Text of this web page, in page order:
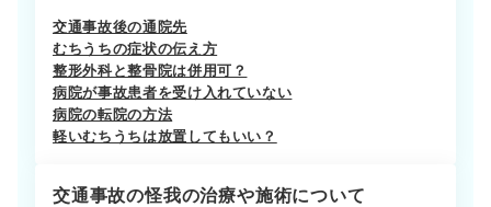
交通事故後の通院先
むちうちの症状の伝え方
整形外科と整骨院は併用可？
病院が事故患者を受け入れていない
病院の転院の方法
軽いむちうちは放置してもいい？
交通事故の怪我の治療や施術について